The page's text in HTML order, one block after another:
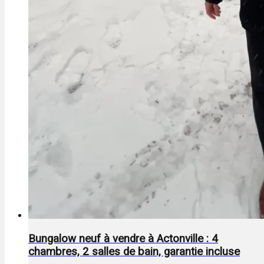
Bungalow neuf à vendre à Actonville : 4
chambres, 2 salles de bain, garantie incluse